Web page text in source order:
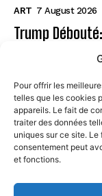
Pour offrir les
telles que les cookies
appareils. Le fait de
traiter des données
uniques sur ce site.
consentement peut
et fonctions.
ART 7 August 2026
Trump
Page
CONTACT
MENTIONS LÉGALES